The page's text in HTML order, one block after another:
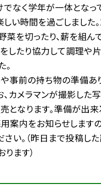
でなく学年が一体とな
しい時間を過ごしました
菜を切ったり、薪を組ん
したり協力して調理や
事前の持ち物の準備あ
、カメラマンが撮影した
となります。準備が出来
案内をお知らせしますの
さい。（昨日まで投稿し
ます）